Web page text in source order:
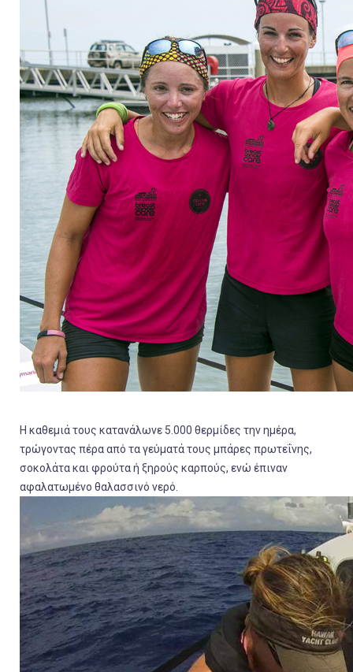
Η καθεμιά τους κατανάλωνε 5.000 θερμίδες την ημέρα,
τρώγοντας πέρα από τα γεύματά τους μπάρες πρωτεΐνης,
σοκολάτα και φρούτα ή ξηρούς καρπούς, ενώ έπιναν
αφαλατωμένο θαλασσινό νερό.